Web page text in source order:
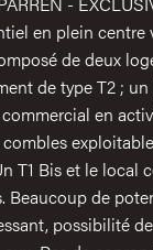
Valeurs
de
en plein centre
de deux
de type T2 ;
en
T1 Bis et le local
Beaucoup de
possibilité